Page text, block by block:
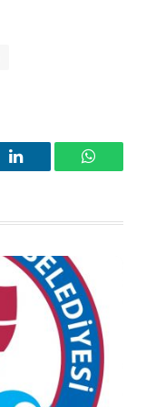
LinkedIn